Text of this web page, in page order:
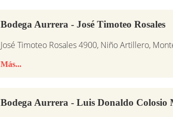
Bodega Aurrera - José Timoteo Rosales
José Timoteo Rosales 4900, Niño Artillero,
Más...
Bodega Aurrera - Luis Donaldo Colosio